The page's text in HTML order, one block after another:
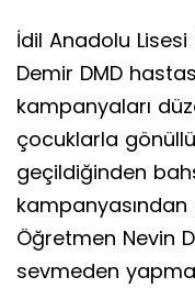
İdil Anadolu
Demir DMD
kampanyaları
çocuklarla
geçildiğinden
Öğretmen Nevin
sevmeden